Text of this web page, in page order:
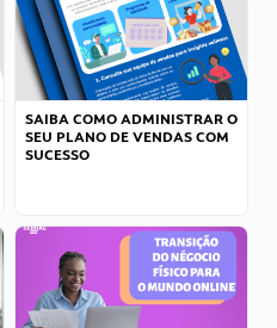
SAIBA COMO ADMINISTRAR O
SEU PLANO DE VENDAS COM
SUCESSO